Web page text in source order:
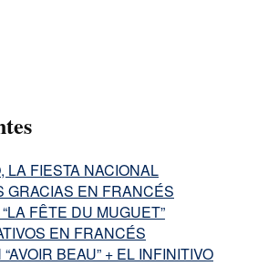
LA FIESTA NACIONAL
GRACIAS EN FRANCÉS
FÊTE DU MUGUET”
EN FRANCÉS
BEAU” + EL INFINITIVO